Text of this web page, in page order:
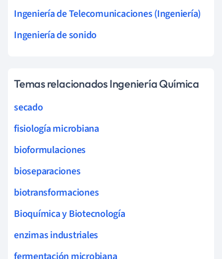
Ingeniería de Telecomunicaciones (Ingeniería)
Ingeniería de sonido
Temas relacionados Ingeniería Química
secado
fisiología microbiana
bioformulaciones
bioseparaciones
biotransformaciones
Bioquímica y Biotecnología
enzimas industriales